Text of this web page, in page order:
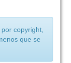
copyright,
que se